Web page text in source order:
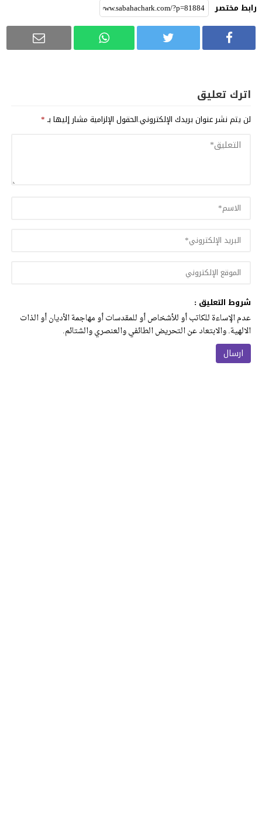
رابط مختصر
اترك تعليق
لن يتم نشر عنوان بريدك الإلكتروني.الحقول الإلزامية مشار إليها بـ*
شروط التعليق :
عدم الإساءة للكاتب أو للأشخاص أو للمقدسات أو مهاجمة الأديان أو الذات
الالهية. والابتعاد عن التحريض الطائفي والعنصري والشتائم.